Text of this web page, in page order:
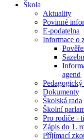
Škola
Aktuality
Povinné
E-podatelna
Informace o
agend
Pedagogický
Dokumenty
Školská rada
Školní
Pro rodiče -
Zápis do 1.
Příjímací